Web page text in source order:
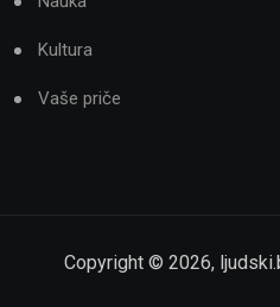
Kultura
Vaše priče
Copyright © 2026,